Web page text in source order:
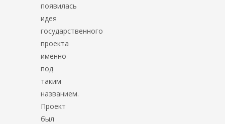
появилась
идея
государственного
проекта
именно
под
таким
названием.
Проект
был